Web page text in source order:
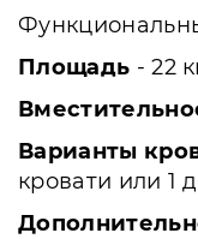
Площадь - 22
Варианты
кровати или 1